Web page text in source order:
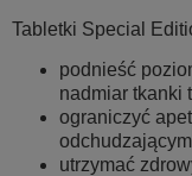
Tabletki Special
podnieść
nadmiar tkanki
ograniczyć
odchudzającym
utrzymać